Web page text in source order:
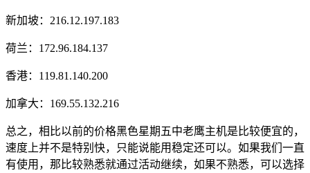
新加坡：216.12.197.183
荷兰：172.96.184.137
香港：119.81.140.200
加拿大：169.55.132.216
总之，相比以前的价格黑色星期五中老鹰主机是比较便宜的，
速度上并不是特别快，只能说能用稳定还可以。如果我们一直
有使用，那比较熟悉就通过活动继续，如果不熟悉，可以选择